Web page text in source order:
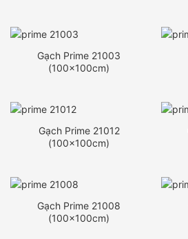
Gạch Prime 21003
(100x100cm)
Gạch Prime 21012
(100x100cm)
Gạch Prime 21008
(100x100cm)